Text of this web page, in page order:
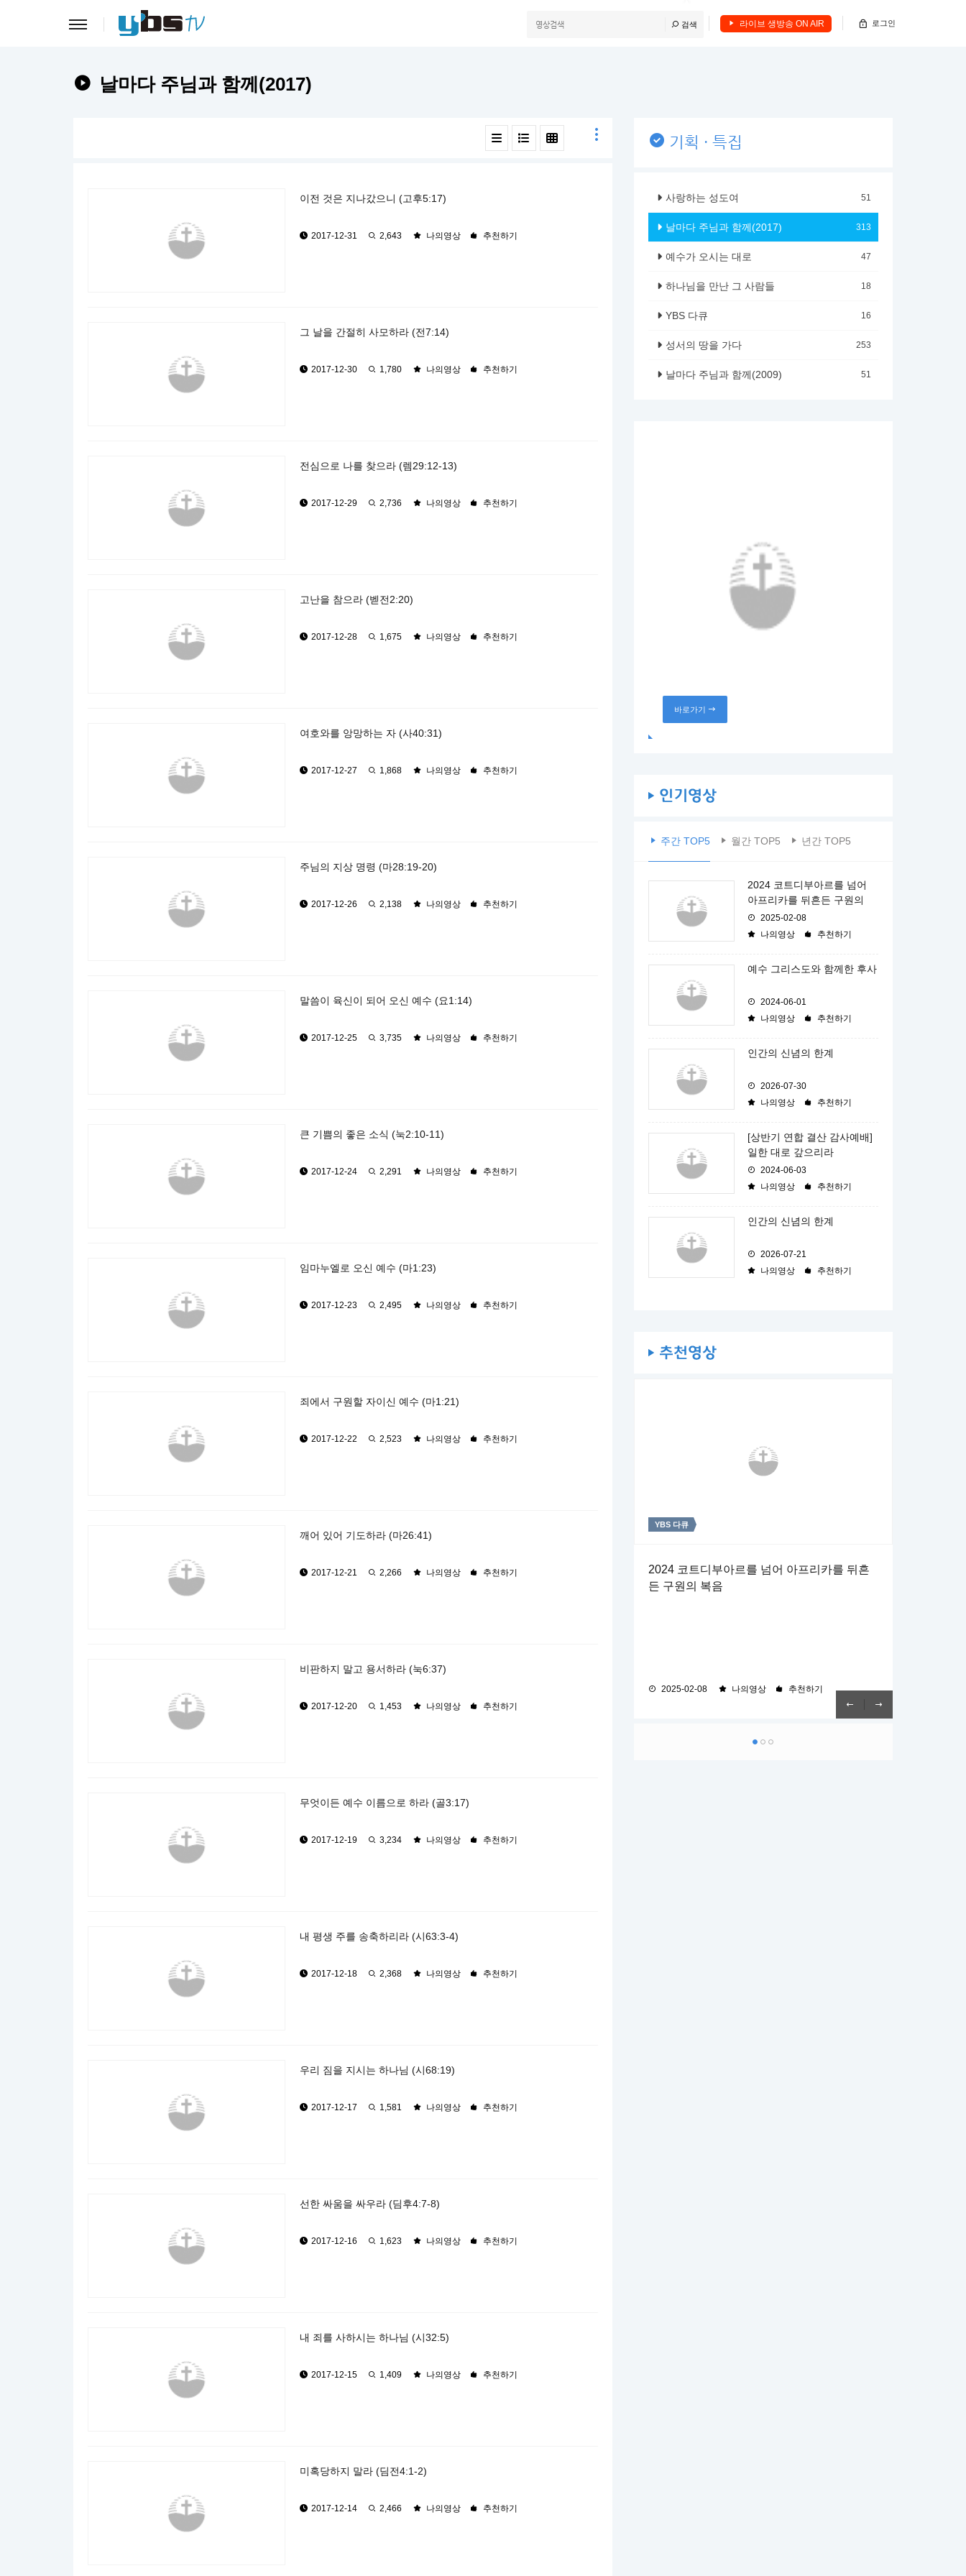
검색 라이브 생방송 ON AIR 로그인
날마다 주님과 함께(2017)
이전 것은 지나갔으니 (고후5:17)
2017-12-31 2,643 나의영상 추천하기
그 날을 간절히 사모하라 (전7:14)
2017-12-30 1,780 나의영상 추천하기
전심으로 나를 찾으라 (렘29:12-13)
2017-12-29 2,736 나의영상 추천하기
고난을 참으라 (벧전2:20)
2017-12-28 1,675 나의영상 추천하기
여호와를 앙망하는 자 (사40:31)
2017-12-27 1,868 나의영상 추천하기
주님의 지상 명령 (마28:19-20)
2017-12-26 2,138 나의영상 추천하기
말씀이 육신이 되어 오신 예수 (요1:14)
2017-12-25 3,735 나의영상 추천하기
큰 기쁨의 좋은 소식 (눅2:10-11)
2017-12-24 2,291 나의영상 추천하기
임마누엘로 오신 예수 (마1:23)
2017-12-23 2,495 나의영상 추천하기
죄에서 구원할 자이신 예수 (마1:21)
2017-12-22 2,523 나의영상 추천하기
깨어 있어 기도하라 (마26:41)
2017-12-21 2,266 나의영상 추천하기
비판하지 말고 용서하라 (눅6:37)
2017-12-20 1,453 나의영상 추천하기
무엇이든 예수 이름으로 하라 (골3:17)
2017-12-19 3,234 나의영상 추천하기
내 평생 주를 송축하리라 (시63:3-4)
2017-12-18 2,368 나의영상 추천하기
우리 짐을 지시는 하나님 (시68:19)
2017-12-17 1,581 나의영상 추천하기
선한 싸움을 싸우라 (딤후4:7-8)
2017-12-16 1,623 나의영상 추천하기
내 죄를 사하시는 하나님 (시32:5)
2017-12-15 1,409 나의영상 추천하기
미혹당하지 말라 (딤전4:1-2)
2017-12-14 2,466 나의영상 추천하기
기획 · 특집
사랑하는 성도여 51
날마다 주님과 함께(2017) 313
예수가 오시는 대로 47
하나님을 만난 그 사람들 18
YBS 다큐 16
성서의 땅을 가다 253
날마다 주님과 함께(2009) 51
바로가기
주간 TOP5 월간 TOP5 년간 TOP5
2024 코트디부아르를 넘어
아프리카를 뒤흔든 구원의
2025-02-08
나의영상
추천하기
예수 그리스도와 함께한 후사
2024-06-01
나의영상
추천하기
인간의 신념의 한계
2026-07-30
나의영상
추천하기
[상반기 연합 결산 감사예배]
일한 대로 갚으리라
2024-06-03
나의영상
추천하기
인간의 신념의 한계
2026-07-21
나의영상
추천하기
YBS 다큐
2024 코트디부아르를 넘어 아프리카를 뒤흔
든 구원의 복음
2025-02-08 나의영상 추천하기
주일4부 주일밤예배
[상반기 연합 결산 감사예배] 일한 대로 갚으리
라
대로 거룩되게 하라 12 보라 내가 속히 오리니 내가 줄 상이
2024-05-26 나의영상 추천하기
주일4부 주일밤예배
예수 그리스도와 함께한 후사
족히 비교할 수 없도다
2024-05-19 나의영상 추천하기